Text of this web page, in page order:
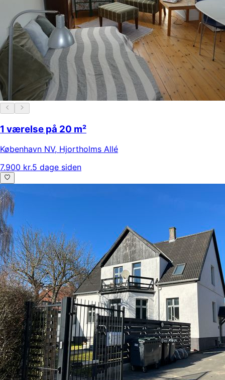
1 værelse på 20 m²
København NV, Hjortholms Allé
7.900 kr.5 dage siden